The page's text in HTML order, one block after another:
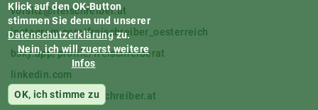
vorsitz@freischreiber.at
instagram.com/freischreiber_oesterreich
bsky.app/profile/freischreiberat
linkedin.com
facebook.com/freischreiber.at
Klick auf den OK-Button
stimmen Sie dem und unserer
Datenschutzerklärungzu.
Nein, ich will zuerst weitere
Infos
OK, ich stimme zu